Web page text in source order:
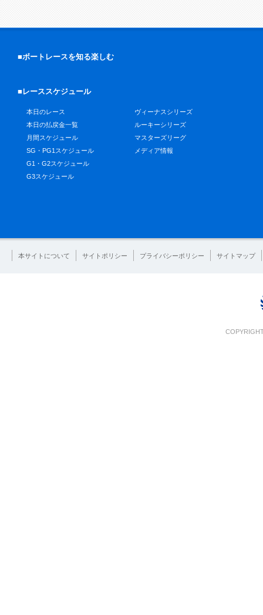
■ボートレースを知る楽しむ
■レーススケジュール
本日のレース
本日の払戻金一覧
月間スケジュール
SG・PG1スケジュール
G1・G2スケジュール
G3スケジュール
ヴィーナスシリーズ
ルーキーシリーズ
マスターズリーグ
メディア情報
本サイトについて サイトポリシー プライバシーポリシー サイトマップ